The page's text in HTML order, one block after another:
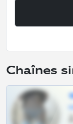
Chaînes